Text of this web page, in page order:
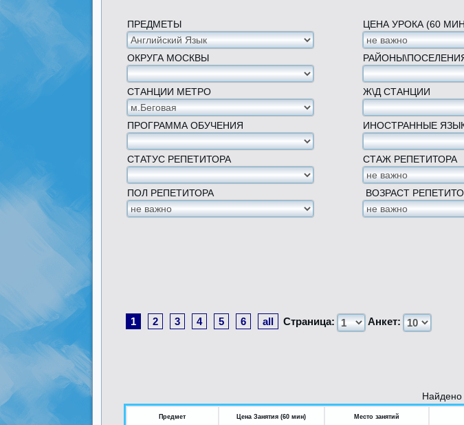
ПРЕДМЕТЫ ЦЕНА УРОКА (60
ОКРУГА МОСКВЫ
СТАНЦИИ МЕТРО Ж\Д СТАНЦИИ
ПРОГРАММА ОБУЧЕНИЯ ИНОСТРАННЫЕ
СТАТУС РЕПЕТИТОРА СТАЖ РЕПЕТИТОРА
ПОЛ РЕПЕТИТОРА ВОЗРАСТ
1 2 3 4 5 6 all Страница: Анкет:
Найдено
Предмет Цена Занятия (60 мин) Место занятий